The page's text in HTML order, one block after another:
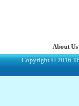
About Us
Copyright © 2016